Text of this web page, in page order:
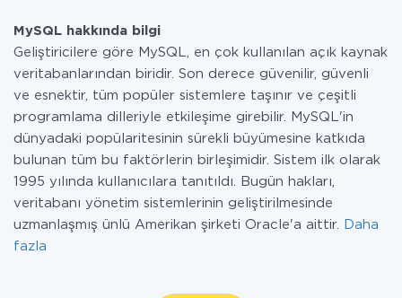
MySQL hakkında bilgi
Geliştiricilere göre MySQL, en çok kullanılan açık kaynak
veritabanlarından biridir. Son derece güvenilir, güvenli
ve esnektir, tüm popüler sistemlere taşınır ve çeşitli
programlama dilleriyle etkileşime girebilir. MySQL'in
dünyadaki popülaritesinin sürekli büyümesine katkıda
bulunan tüm bu faktörlerin birleşimidir. Sistem ilk olarak
1995 yılında kullanıcılara tanıtıldı. Bugün hakları,
veritabanı yönetim sistemlerinin geliştirilmesinde
uzmanlaşmış ünlü Amerikan şirketi Oracle'a aittir.
Daha
fazla